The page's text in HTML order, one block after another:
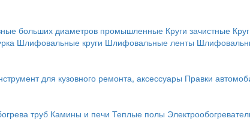
больших диаметров промышленные Круги зачистные
Шлифовальные круги Шлифовальные ленты
для кузовного ремонта, аксессуары Правки
труб Камины и печи Теплые полы